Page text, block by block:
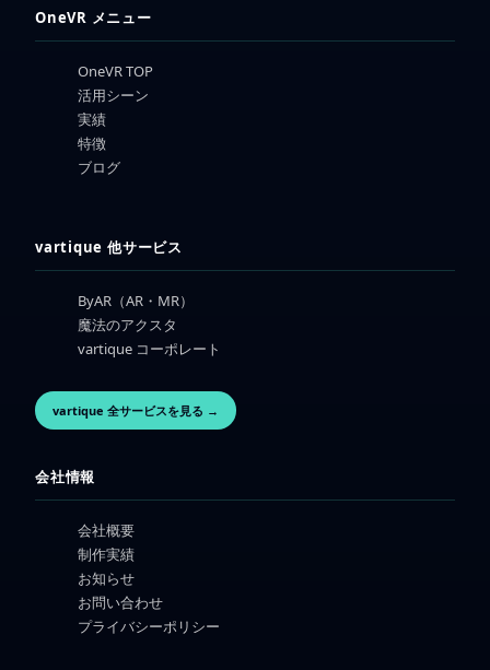
OneVR メニュー
OneVR TOP
活用シーン
実績
特徴
ブログ
vartique 他サービス
ByAR（AR・MR）
魔法のアクスタ
vartique コーポレート
vartique 全サービスを見る →
会社情報
会社概要
制作実績
お知らせ
お問い合わせ
プライバシーポリシー